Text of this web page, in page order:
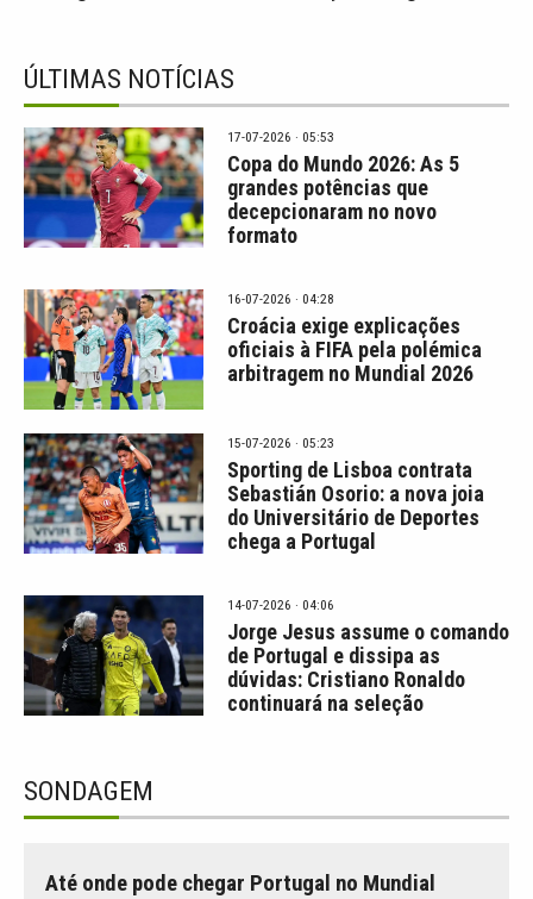
ÚLTIMAS NOTÍCIAS
17-07-2026 · 05:53
Copa do Mundo 2026: As 5
grandes potências que
decepcionaram no novo
formato
16-07-2026 · 04:28
Croácia exige explicações
oficiais à FIFA pela polémica
arbitragem no Mundial 2026
15-07-2026 · 05:23
Sporting de Lisboa contrata
Sebastián Osorio: a nova joia
do Universitário de Deportes
chega a Portugal
14-07-2026 · 04:06
Jorge Jesus assume o comando
de Portugal e dissipa as
dúvidas: Cristiano Ronaldo
continuará na seleção
SONDAGEM
Até onde pode chegar Portugal no Mundial